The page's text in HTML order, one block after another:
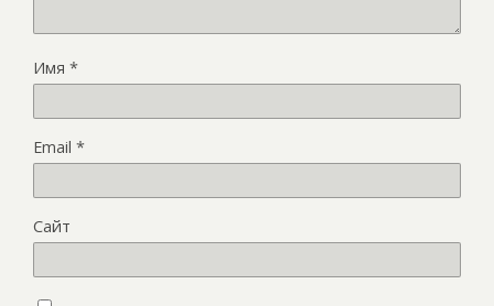
Имя *
Email *
Сайт